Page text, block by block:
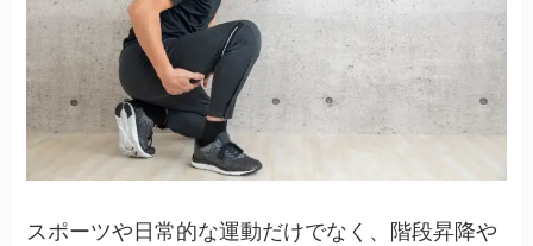
スポーツや日常的な運動だけでなく、階段昇降や